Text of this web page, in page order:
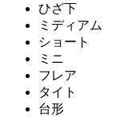
ひざ下
ミディアム
ショート
ミニ
フレア
タイト
台形